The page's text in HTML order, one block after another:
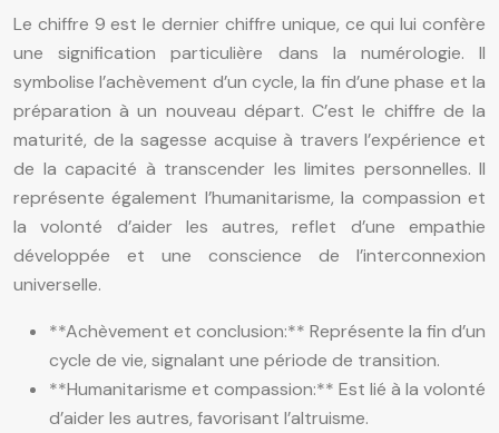
Le chiffre 9 est le dernier chiffre unique, ce qui lui confère
une signification particulière dans la numérologie. Il
symbolise l’achèvement d’un cycle, la fin d’une phase et la
préparation à un nouveau départ. C’est le chiffre de la
maturité, de la sagesse acquise à travers l’expérience et
de la capacité à transcender les limites personnelles. Il
représente également l’humanitarisme, la compassion et
la volonté d’aider les autres, reflet d’une empathie
développée et une conscience de l’interconnexion
universelle.
**Achèvement et conclusion:** Représente la fin d’un
cycle de vie, signalant une période de transition.
**Humanitarisme et compassion:** Est lié à la volonté
d’aider les autres, favorisant l’altruisme.